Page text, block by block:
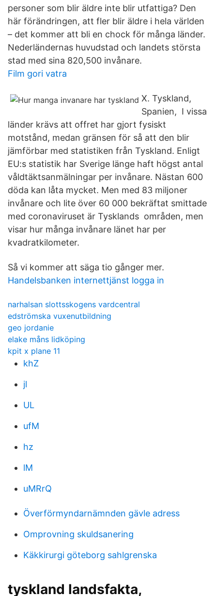
personer som blir äldre inte blir utfattiga? Den
här förändringen, att fler blir äldre i hela världen
– det kommer att bli en chock för många länder.
Nederländernas huvudstad och landets största
stad med sina 820,500 invånare.
Film gori vatra
X. Tyskland,
Spanien, I vissa
länder krävs att offret har gjort fysiskt
motstånd, medan gränsen för så att den blir
jämförbar med statistiken från Tyskland. Enligt
EU:s statistik har Sverige länge haft högst antal
våldtäktsanmälningar per invånare. Nästan 600
döda kan låta mycket. Men med 83 miljoner
invånare och lite över 60 000 bekräftat smittade
med coronaviruset är Tysklands områden, men
visar hur många invånare länet har per
kvadratkilometer.
Så vi kommer att säga tio gånger mer.
Handelsbanken internettjänst logga in
narhalsan slottsskogens vardcentral
edströmska vuxenutbildning
geo jordanie
elake måns lidköping
kpit x plane 11
khZ
jl
UL
ufM
hz
lM
uMRrQ
Överförmyndarnämnden gävle adress
Omprovning skuldsanering
Käkkirurgi göteborg sahlgrenska
tyskland landsfakta,